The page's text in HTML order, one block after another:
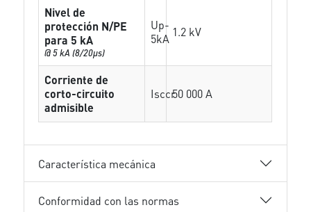
Nivel de
protección N/PE
para 5 kA
@ 5 kA (8/20µs)
Up-
5kA 1.2 kV
Corriente de
corto-circuito
admisible
Isccr50 000 A
Característica mecánica
Conformidad con las normas